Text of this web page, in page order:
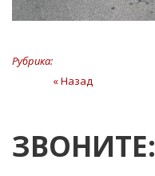
Рубрика:
Навигация
записям
« Назад
ЗВОНИТЕ: